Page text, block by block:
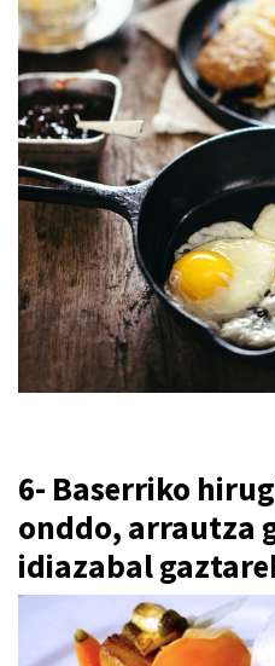
6- Baserriko
onddo, arrautza
idiazabal